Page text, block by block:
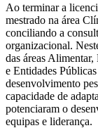
Ao terminar a
mestrado na área
conciliando a
organizacional.
das áreas
e Entidades
desenvolvimento
capacidade de
potenciaram o
equipas e liderança.